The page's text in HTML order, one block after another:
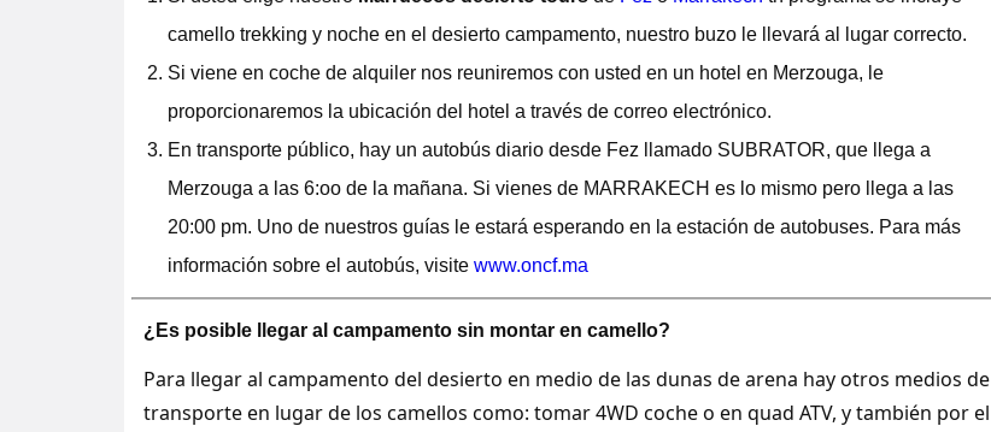
camello trekking y noche en el desierto campamento, nuestro buzo le llevará al lugar correcto.
Si viene en coche de alquiler nos reuniremos con usted en un hotel en Merzouga, le
proporcionaremos la ubicación del hotel a través de correo electrónico.
En transporte público, hay un autobús diario desde Fez llamado SUBRATOR, que llega a
Merzouga a las 6:oo de la mañana. Si vienes de MARRAKECH es lo mismo pero llega a las
20:00 pm. Uno de nuestros guías le estará esperando en la estación de autobuses. Para más
información sobre el autobús, visite www.oncf.ma
¿Es posible llegar al campamento sin montar en camello?
Para llegar al campamento del desierto en medio de las dunas de arena hay otros medios de
transporte en lugar de los camellos como: tomar 4WD coche o en quad ATV, y también por el